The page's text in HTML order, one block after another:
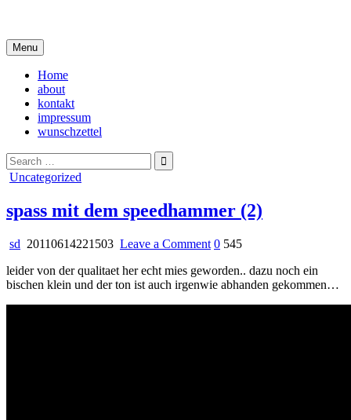
content
Menu
Home
about
kontakt
impressum
wunschzettel
Search
for:
Posted
Uncategorized
spass mit dem speedhammer (2)
sd 20110614221503 Leave a Commenton
mit
dem
0 545
leider von der qualitaet her echt mies geworden.. dazu noch ein
bischen klein und der ton ist auch irgenwie abhanden gekommen…